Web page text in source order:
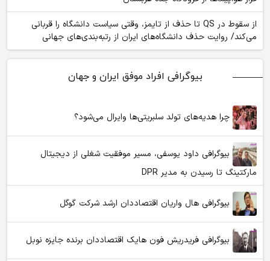
از سقوط در QS تا حذف از تایمز، وقتی سیاست دانشگاه را قربانی
می‌کند/ روایت حذف دانشگاه‌های ایران از رتبه‌بندی‌های جهانی
بیوگرافی افراد موفق ایران و جهان
چرا هدیه‌های تولد سلبریتی‌ها وایرال می‌شود؟
بیوگرافی داود یوسفی، مسیر موفقیت شغلی از دیجیتال
مارکتینگ تا رسیدن به مدیر DPR
بیوگرافی هال واریان اقتصاددان ارشد شرکت گوگل
بیوگرافی فریدریش فون هایک اقتصاددان برنده جایزه نوبل